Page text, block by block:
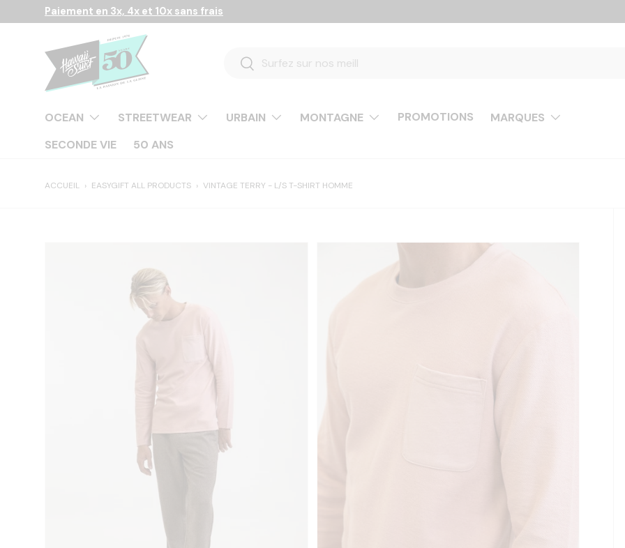
Aller au contenu
Paiement en 3x, 4x et 10x sans frais
Recherche
Rechercher
OCEAN STREETWEAR URBAIN MONTAGNE PROMOTIONS
MARQUES
SECONDE VIE
50 ANS
ACCUEIL › EASYGIFT ALL PRODUCTS › VINTAGE TERRY - L/S T-SHIRT HOMME